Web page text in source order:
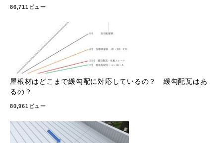
86,711ビュー
屋根材はどこまで緩勾配に対応しているの？ 緩勾配瓦はあ
るの？
80,961ビュー